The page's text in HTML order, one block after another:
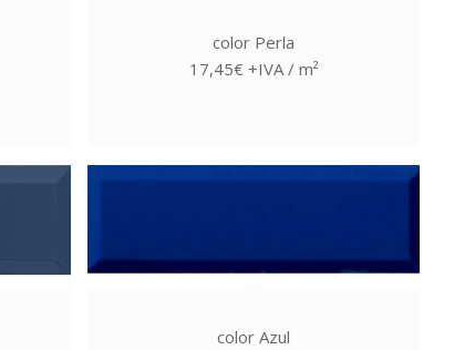
color Perla
17,45€ +IVA / m²
color Azul